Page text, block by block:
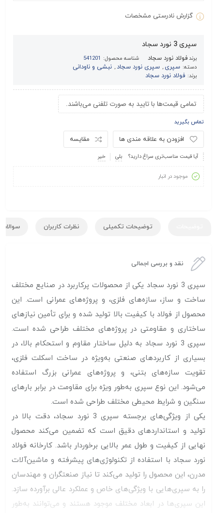
گزارش نادرستی مشخصات
سپری 3 نورد سجاد
برندفولاد نورد سجاد شناسه محصول: 541201
دسته: سپری , سپری نورد سجاد, نبشی و ناودانی
برند: فولاد نورد سجاد
تمامی قیمت‌ها با تایید به صورت تلفنی می‌باشند.
تماس بگیرید
مقایسه افزودن به علاقه مندی ها
آیا قیمت مناسب‌تری سراغ دارید؟ بلی خیر
موجود در انبار
توضیحات تکمیلی نظرات کاربران سوالات
نقد و بررسی اجمالی
سپری 3 نورد سجاد یکی از محصولات پرکاربرد در صنایع مختلف
ساخت و ساز، سازه‌های فلزی، و پروژه‌های عمرانی است. این
محصول از فولاد با کیفیت بالا تولید شده و برای تأمین نیازهای
ساختاری و مقاومتی در پروژه‌های مختلف طراحی شده است.
سپری 3 نورد سجاد به دلیل ساختار مقاوم و استحکام بالا، در
بسیاری از کاربردهای صنعتی به‌ویژه در ساخت اسکلت فلزی،
تقویت سازه‌های بتنی، و پروژه‌های عمرانی بزرگ استفاده
می‌شود. این نوع سپری به‌طور ویژه برای مقاومت در برابر بارهای
سنگین و شرایط محیطی مختلف طراحی شده است.
یکی از ویژگی‌های برجسته سپری 3 نورد سجاد، دقت بالا در
تولید و استانداردهای دقیق است که تضمین می‌کند محصول
نهایی از کیفیت و طول عمر بالایی برخوردار باشد. کارخانه فولاد
نورد سجاد با استفاده از تکنولوژی‌های پیشرفته و ماشین‌آلات
مدرن، این محصول را تولید می‌کند تا نیاز صنعتگران و مهندسان
را به سپری‌هایی با ویژگی‌های خاص و عملکرد عالی برآورده سازد.
این سپری‌ها در ابعاد مختلف موجود هستند و می‌توانند به‌طور